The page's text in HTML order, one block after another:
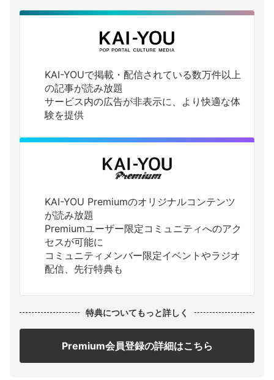
KAI-YOUで掲載・配信されている数万件以上
の記事が読み放題
サービス内の広告が非表示に、より快適な体
験を提供
KAI-YOU Premiumのオリジナルコンテンツ
が読み放題
Premiumユーザー限定コミュニティへのアク
セスが可能に
コミュニティメンバー限定イベントやラジオ
配信、先行特典も
特典についてもっと詳しく
Premium会員登録の詳細はこちら